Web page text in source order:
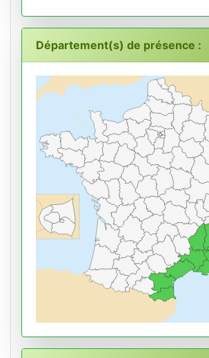
Département(s) de présence :